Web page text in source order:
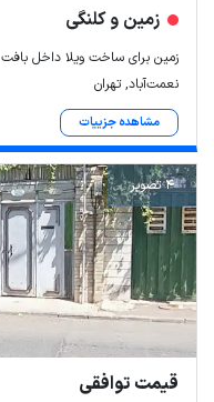
زمین و کلنگی
زمین برای ساخت ویلا داخل بافت
نعمت‌آباد, تهران
مشاهده جزییات
4 تصویر
قیمت توافقی